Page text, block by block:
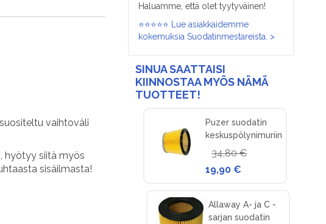
vaihtoväli
hyötyy siitä myös
sisäilmasta!
Haluamme, että olet tyytyväinen!
⭐⭐⭐⭐⭐ Lue asiakkaidemme
kokemuksia Suodatinmestareista. >
SINUA SAATTAISI
KIINNOSTAA MYÖS NÄMÄ
TUOTTEET!
Puzer suodatin
keskuspölynimuriin
19,90 €
34,80 €
Allaway A- ja C -
sarjan suodatin